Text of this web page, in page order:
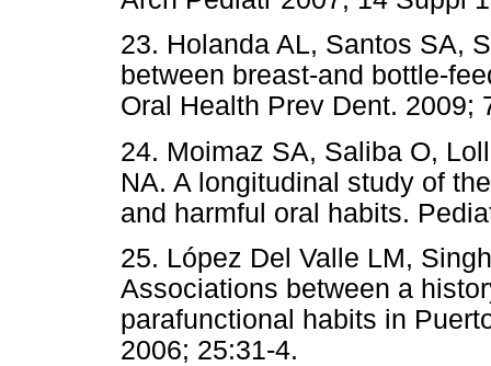
23. Holanda AL, Santos SA,
between breast-and bottle-
Oral Health Prev Dent. 2009;
24. Moimaz SA, Saliba O,
NA. A longitudinal study of
and harmful oral habits.
25. López Del Valle LM,
Associations between a
parafunctional habits in
2006; 25:31-4.